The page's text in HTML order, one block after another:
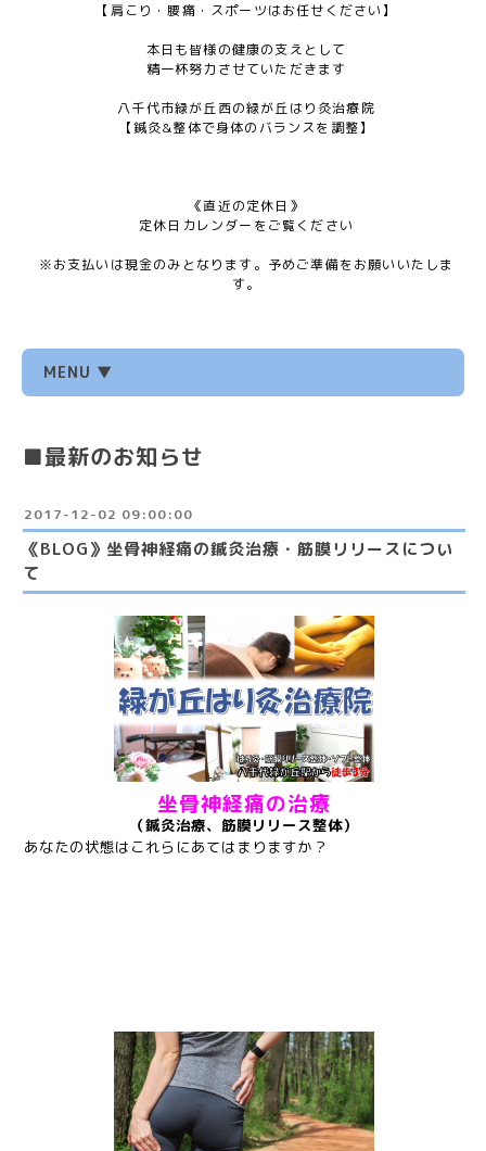
【肩こり・腰痛・スポーツはお任せください】
本日も皆様の健康の支えとして
精一杯努力させていただきます
八千代市緑が丘西の緑が丘はり灸治療院
【鍼灸&整体で身体のバランスを調整】
《直近の定休日》
定休日カレンダーをご覧ください
※お支払いは現金のみとなります。予めご準備をお願いいたしま
す。
MENU ▼
■最新のお知らせ
2017-12-02 09:00:00
《BLOG》坐骨神経痛の鍼灸治療・筋膜リリースについ
て
坐骨神経痛の治療
（鍼灸治療、筋膜リリース整体）
あなたの状態はこれらにあてはまりますか？